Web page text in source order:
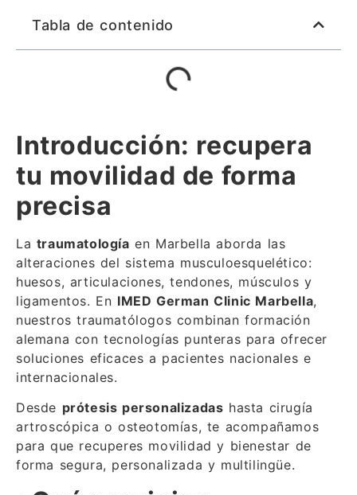
Tabla de contenido
Introducción: recupera
tu movilidad de forma
precisa
La traumatología en Marbella aborda las
alteraciones del sistema musculoesquelético:
huesos, articulaciones, tendones, músculos y
ligamentos. En IMED German Clinic Marbella,
nuestros traumatólogos combinan formación
alemana con tecnologías punteras para ofrecer
soluciones eficaces a pacientes nacionales e
internacionales.
Desde prótesis personalizadas hasta cirugía
artroscópica o osteotomías, te acompañamos
para que recuperes movilidad y bienestar de
forma segura, personalizada y multilingüe.